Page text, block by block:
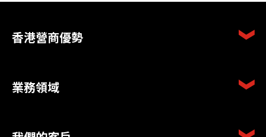
香港營商優勢
業務領域